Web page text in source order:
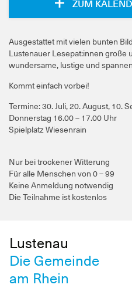
ZUM
Ausgestattet mit vielen bunten
Lustenauer Lesepat:innen große
wundersame, lustige und
Kommt einfach vorbei!
Termine: 30. Juli, 20. August, 10.
Donnerstag 16.00 – 17.00 Uhr
Spielplatz Wiesenrain
Nur bei trockener Witterung
Für alle Menschen von 0 – 99
Keine Anmeldung notwendig
Die Teilnahme ist kostenlos
Lustenau
Die Gemeinde
am Rhein